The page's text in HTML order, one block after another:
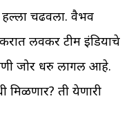
हल्ला चढवला. वैभव
लवकर टीम इंडियाचे
जोर धरु लागली आहे.
मिळणार? ती येणारी